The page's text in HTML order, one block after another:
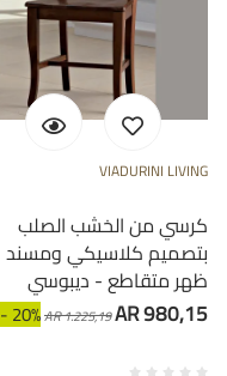
VIADURINI LIVING
كرسي من الخشب الصلب
بتصميم كلاسيكي ومسند
ظهر متقاطع - ديبوسي
- 20%AR 1.225,19AR 980,15